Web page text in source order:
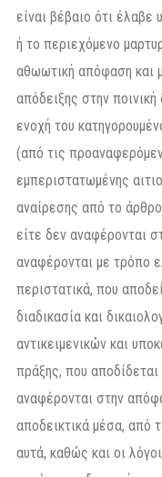
είναι βέβαιο ότι
ή το περιεχόμενο
αθωωτική απόφαση και
απόδειξης στην
ενοχή του
(από τις
εμπεριστατωμένης
αναίρεσης από το
είτε δεν αναφέρονται
αναφέρονται με τρόπο
περιστατικά, που
διαδικασία και
αντικειμενικών και
πράξης, που
αναφέρονται στην
αποδεικτικά μέσα, από
αυτά, καθώς και οι